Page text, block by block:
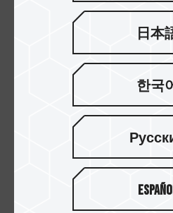
者擁有高效能的影音體驗，
日本
한국